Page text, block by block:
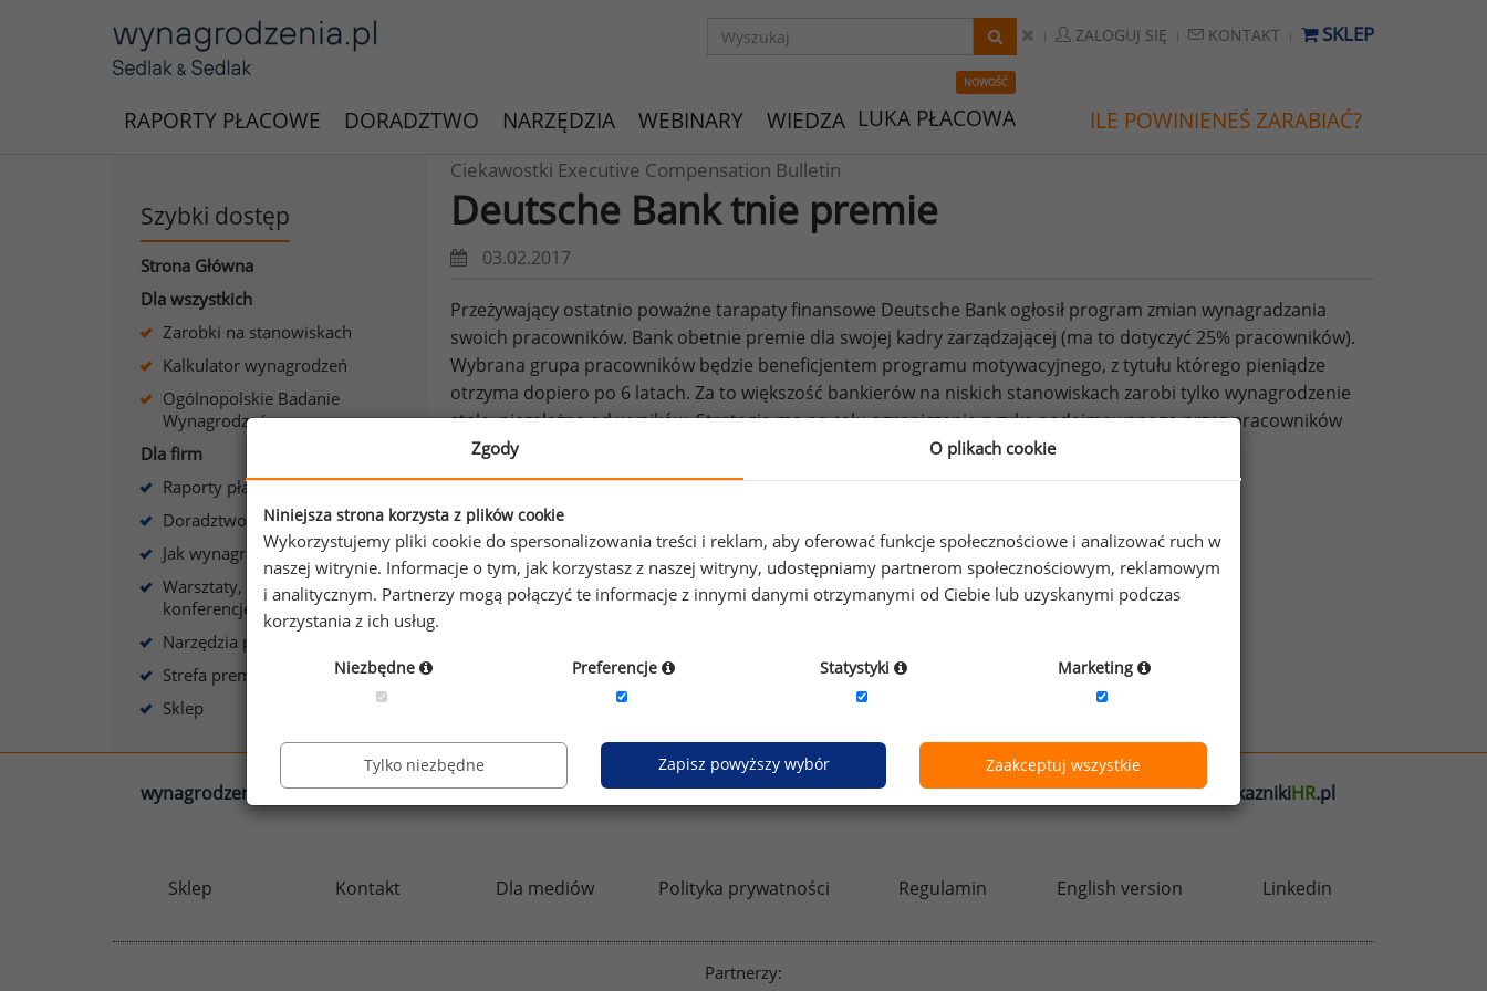
ZALOGUJ SIĘ KONTAKT SKLEP
RAPORTY PŁACOWE DORADZTWO NARZĘDZIA WEBINARY WIEDZA
NOWOŚĆ
LUKA PŁACOWA ILE POWINIENEŚ ZARABIAĆ?
Szybki dostęp
Strona Główna
Dla wszystkich
Zarobki na stanowiskach
Kalkulator wynagrodzeń
Ogólnopolskie Badanie
Wynagrodzeń
Dla firm
Raporty płacowe dla firm
Doradztwo płacowe
Jak wynagradzać?
Warsztaty, szkolenia,
konferencje
Narzędzia płacowe
Strefa premium
Sklep
Ciekawostki Executive Compensation Bulletin
Deutsche Bank tnie premie
03.02.2017
Przeżywający ostatnio poważne tarapaty finansowe Deutsche Bank ogłosił program zmian wynagradzania
swoich pracowników. Bank obetnie premie dla swojej kadry zarządzającej (ma to dotyczyć 25% pracowników).
Wybrana grupa pracowników będzie beneficjentem programu motywacyjnego, z tytułu którego pieniądze
otrzyma dopiero po 6 latach. Za to większość bankierów na niskich stanowiskach zarobi tylko wynagrodzenie
stałe, niezależne od wyników. Strategia ma na celu ograniczenie ryzyka podejmowanego przez pracowników
banku. Więcej na
źródło: Bloomberg
Zobacz więcej ciekawostek
wynagrodzenia.pl sedlak.pl kfw.sedlak.pl rynekpracy.pl raportyplacowe.pl badaniaHR.pl wskaznikiHR.pl
Sklep Kontakt Dla mediów Polityka prywatności Regulamin English version Linkedin
Partnerzy:
Zgody O plikach cookie
Niniejsza strona korzysta z plików cookie
Wykorzystujemy pliki cookie do spersonalizowania treści i reklam, aby oferować funkcje społecznościowe i analizować ruch w
naszej witrynie. Informacje o tym, jak korzystasz z naszej witryny, udostępniamy partnerom społecznościowym, reklamowym
i analitycznym. Partnerzy mogą połączyć te informacje z innymi danymi otrzymanymi od Ciebie lub uzyskanymi podczas
korzystania z ich usług.
Niezbędne Preferencje Statystyki Marketing
Tylko niezbędne Zapisz powyższy wybór Zaakceptuj wszystkie